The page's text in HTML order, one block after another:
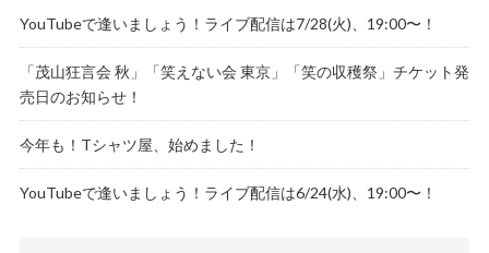
YouTubeで逢いましょう！ライブ配信は7/28(火)、19:00〜！
「茂山狂言会 秋」「笑えない会 東京」「笑の収穫祭」チケット発
売日のお知らせ！
今年も！Tシャツ屋、始めました！
YouTubeで逢いましょう！ライブ配信は6/24(水)、19:00〜！